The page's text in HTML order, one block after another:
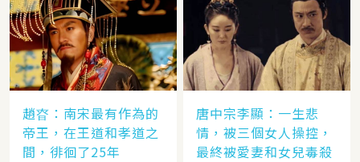
趙昚：南宋最有作為的
帝王，在王道和孝道之
間，徘徊了25年
唐中宗李顯：一生悲
情，被三個女人操控，
最終被愛妻和女兒毒殺